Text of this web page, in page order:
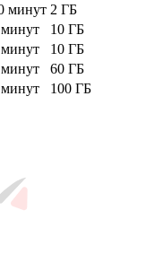
минут 2 ГБ
10 ГБ
10 ГБ
60 ГБ
100 ГБ